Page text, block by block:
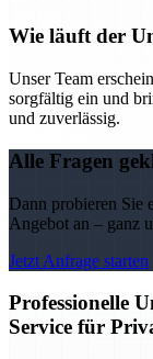
Wie läuft der
Unser Team
sorgfältig ein und
und zuverlässig.
Alle Fragen
Dann probieren Sie
Angebot an – ganz
Jetzt Anfrage starten
Professionelle
Service für